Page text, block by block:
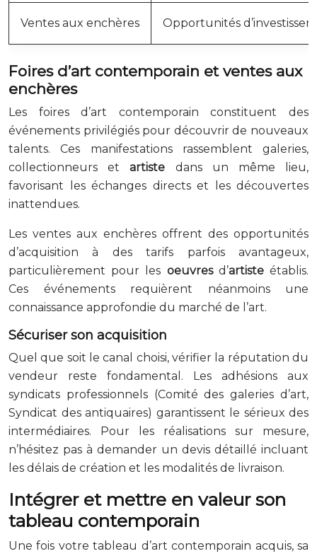
Ventes aux enchères Opportunités
Foires d’art contemporain et ventes aux
enchères
Les foires d’art contemporain constituent des
événements privilégiés pour découvrir de nouveaux
talents. Ces manifestations rassemblent galeries,
collectionneurs etartiste dans un même lieu,
favorisant les échanges directs et les découvertes
inattendues.
Les ventes aux enchères offrent des opportunités
d’acquisition à des tarifs parfois avantageux,
particulièrement pour les oeuvresd’artisteétablis.
Ces événements requièrent néanmoins une
connaissance approfondie du marché de l’art.
Sécuriser son acquisition
Quel que soit le canal choisi, vérifier la réputation du
vendeur reste fondamental. Les adhésions aux
syndicats professionnels (Comité des galeries d’art,
Syndicat des antiquaires) garantissent le sérieux des
intermédiaires. Pour les réalisations sur mesure,
n’hésitez pas à demander un devis détaillé incluant
les délais de création et les modalités de livraison.
Intégrer et mettre en valeur son
tableau contemporain
Une fois votre tableau d’art contemporain acquis, sa